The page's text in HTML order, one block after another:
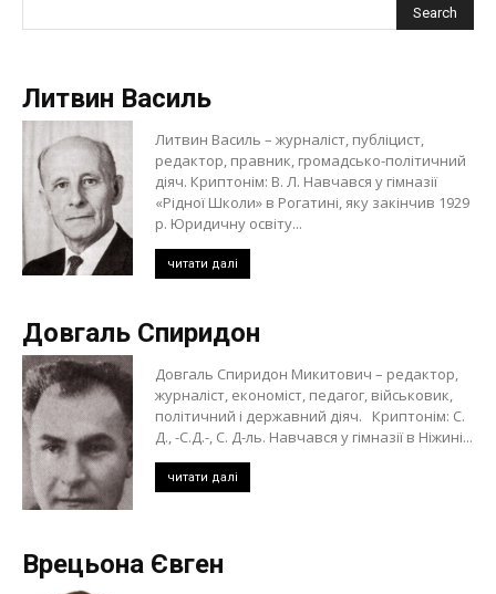
Литвин Василь
Литвин Василь – журналіст, публіцист,
редактор, правник, громадсько-політичний
діяч. Криптонім: В. Л. Навчався у гімназії
«Рідної Школи» в Рогатині, яку закінчив 1929
р. Юридичну освіту...
читати далі
Довгаль Спиридон
Довгаль Спиридон Микитович – редактор,
журналіст, економіст, педагог, військовик,
політичний і державний діяч. Криптонім: С.
Д., -С.Д.-, С. Д-ль. Навчався у гімназії в Ніжині...
читати далі
Врецьона Євген